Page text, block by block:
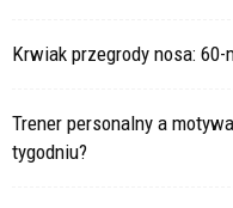
Krwiak przegrody nosa:
Trener personalny a
tygodniu?